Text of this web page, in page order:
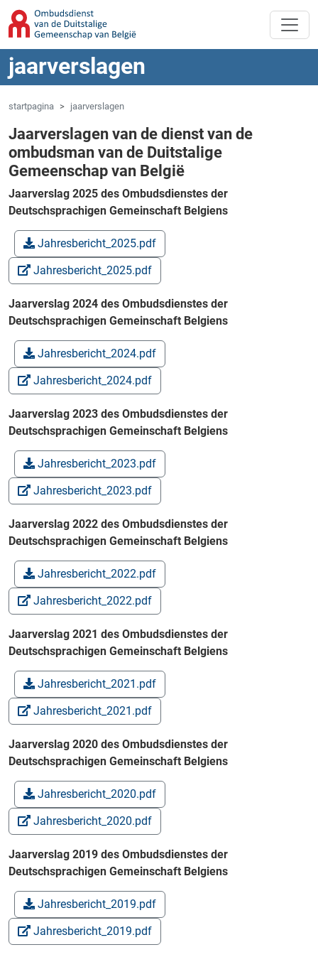
Overslaan naar hoofdinhoud
Spring naar navigatie
jaarverslagen
startpagina jaarverslagen
Jaarverslagen van de dienst van de
ombudsman van de Duitstalige
Gemeenschap van België
Jaarverslag 2025 des Ombudsdienstes der
Deutschsprachigen Gemeinschaft Belgiens
Jahresbericht_2025.pdf
Jahresbericht_2025.pdf
Jaarverslag 2024 des Ombudsdienstes der
Deutschsprachigen Gemeinschaft Belgiens
Jahresbericht_2024.pdf
Jahresbericht_2024.pdf
Jaarverslag 2023 des Ombudsdienstes der
Deutschsprachigen Gemeinschaft Belgiens
Jahresbericht_2023.pdf
Jahresbericht_2023.pdf
Jaarverslag 2022 des Ombudsdienstes der
Deutschsprachigen Gemeinschaft Belgiens
Jahresbericht_2022.pdf
Jahresbericht_2022.pdf
Jaarverslag 2021 des Ombudsdienstes der
Deutschsprachigen Gemeinschaft Belgiens
Jahresbericht_2021.pdf
Jahresbericht_2021.pdf
Jaarverslag 2020 des Ombudsdienstes der
Deutschsprachigen Gemeinschaft Belgiens
Jahresbericht_2020.pdf
Jahresbericht_2020.pdf
Jaarverslag 2019 des Ombudsdienstes der
Deutschsprachigen Gemeinschaft Belgiens
Jahresbericht_2019.pdf
Jahresbericht_2019.pdf